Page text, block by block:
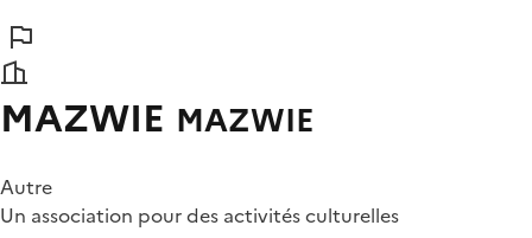
MAZWIE MAZWIE
Autre
Un association pour des activités culturelles